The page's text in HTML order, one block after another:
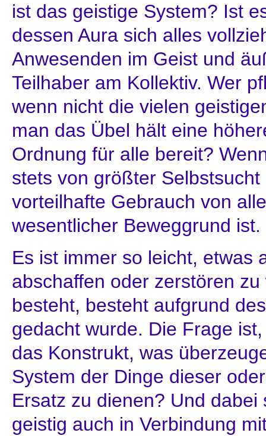
ist das geistige System? Ist
dessen Aura sich alles
Anwesenden im Geist und
Teilhaber am Kollektiv. Wer
wenn nicht die vielen
man das Übel hält eine
Ordnung für alle bereit?
stets von größter
vorteilhafte Gebrauch von
wesentlicher Beweggrund ist.
Es ist immer so leicht, etwas
abschaffen oder zerstören
besteht, besteht aufgrund
gedacht wurde. Die Frage
das Konstrukt, was
System der Dinge dieser
Ersatz zu dienen? Und
geistig auch in Verbindung